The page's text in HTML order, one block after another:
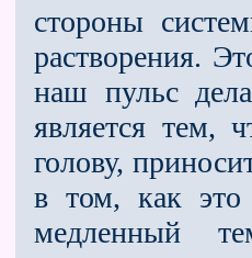
стороны
растворения.
наш пульс
является тем,
голову,
в том, как это
медленный